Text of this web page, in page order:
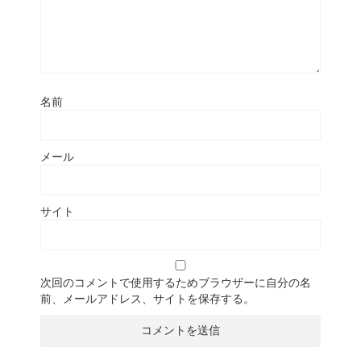
名前
メール
サイト
次回のコメントで使用するためブラウザーに自分の名
前、メールアドレス、サイトを保存する。